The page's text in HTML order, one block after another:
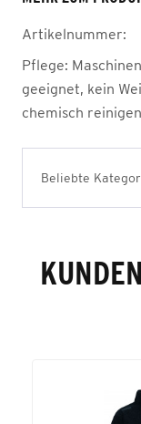
Artikelnummer:
Pflege:
geeignet, kein
chemisch
Beliebte